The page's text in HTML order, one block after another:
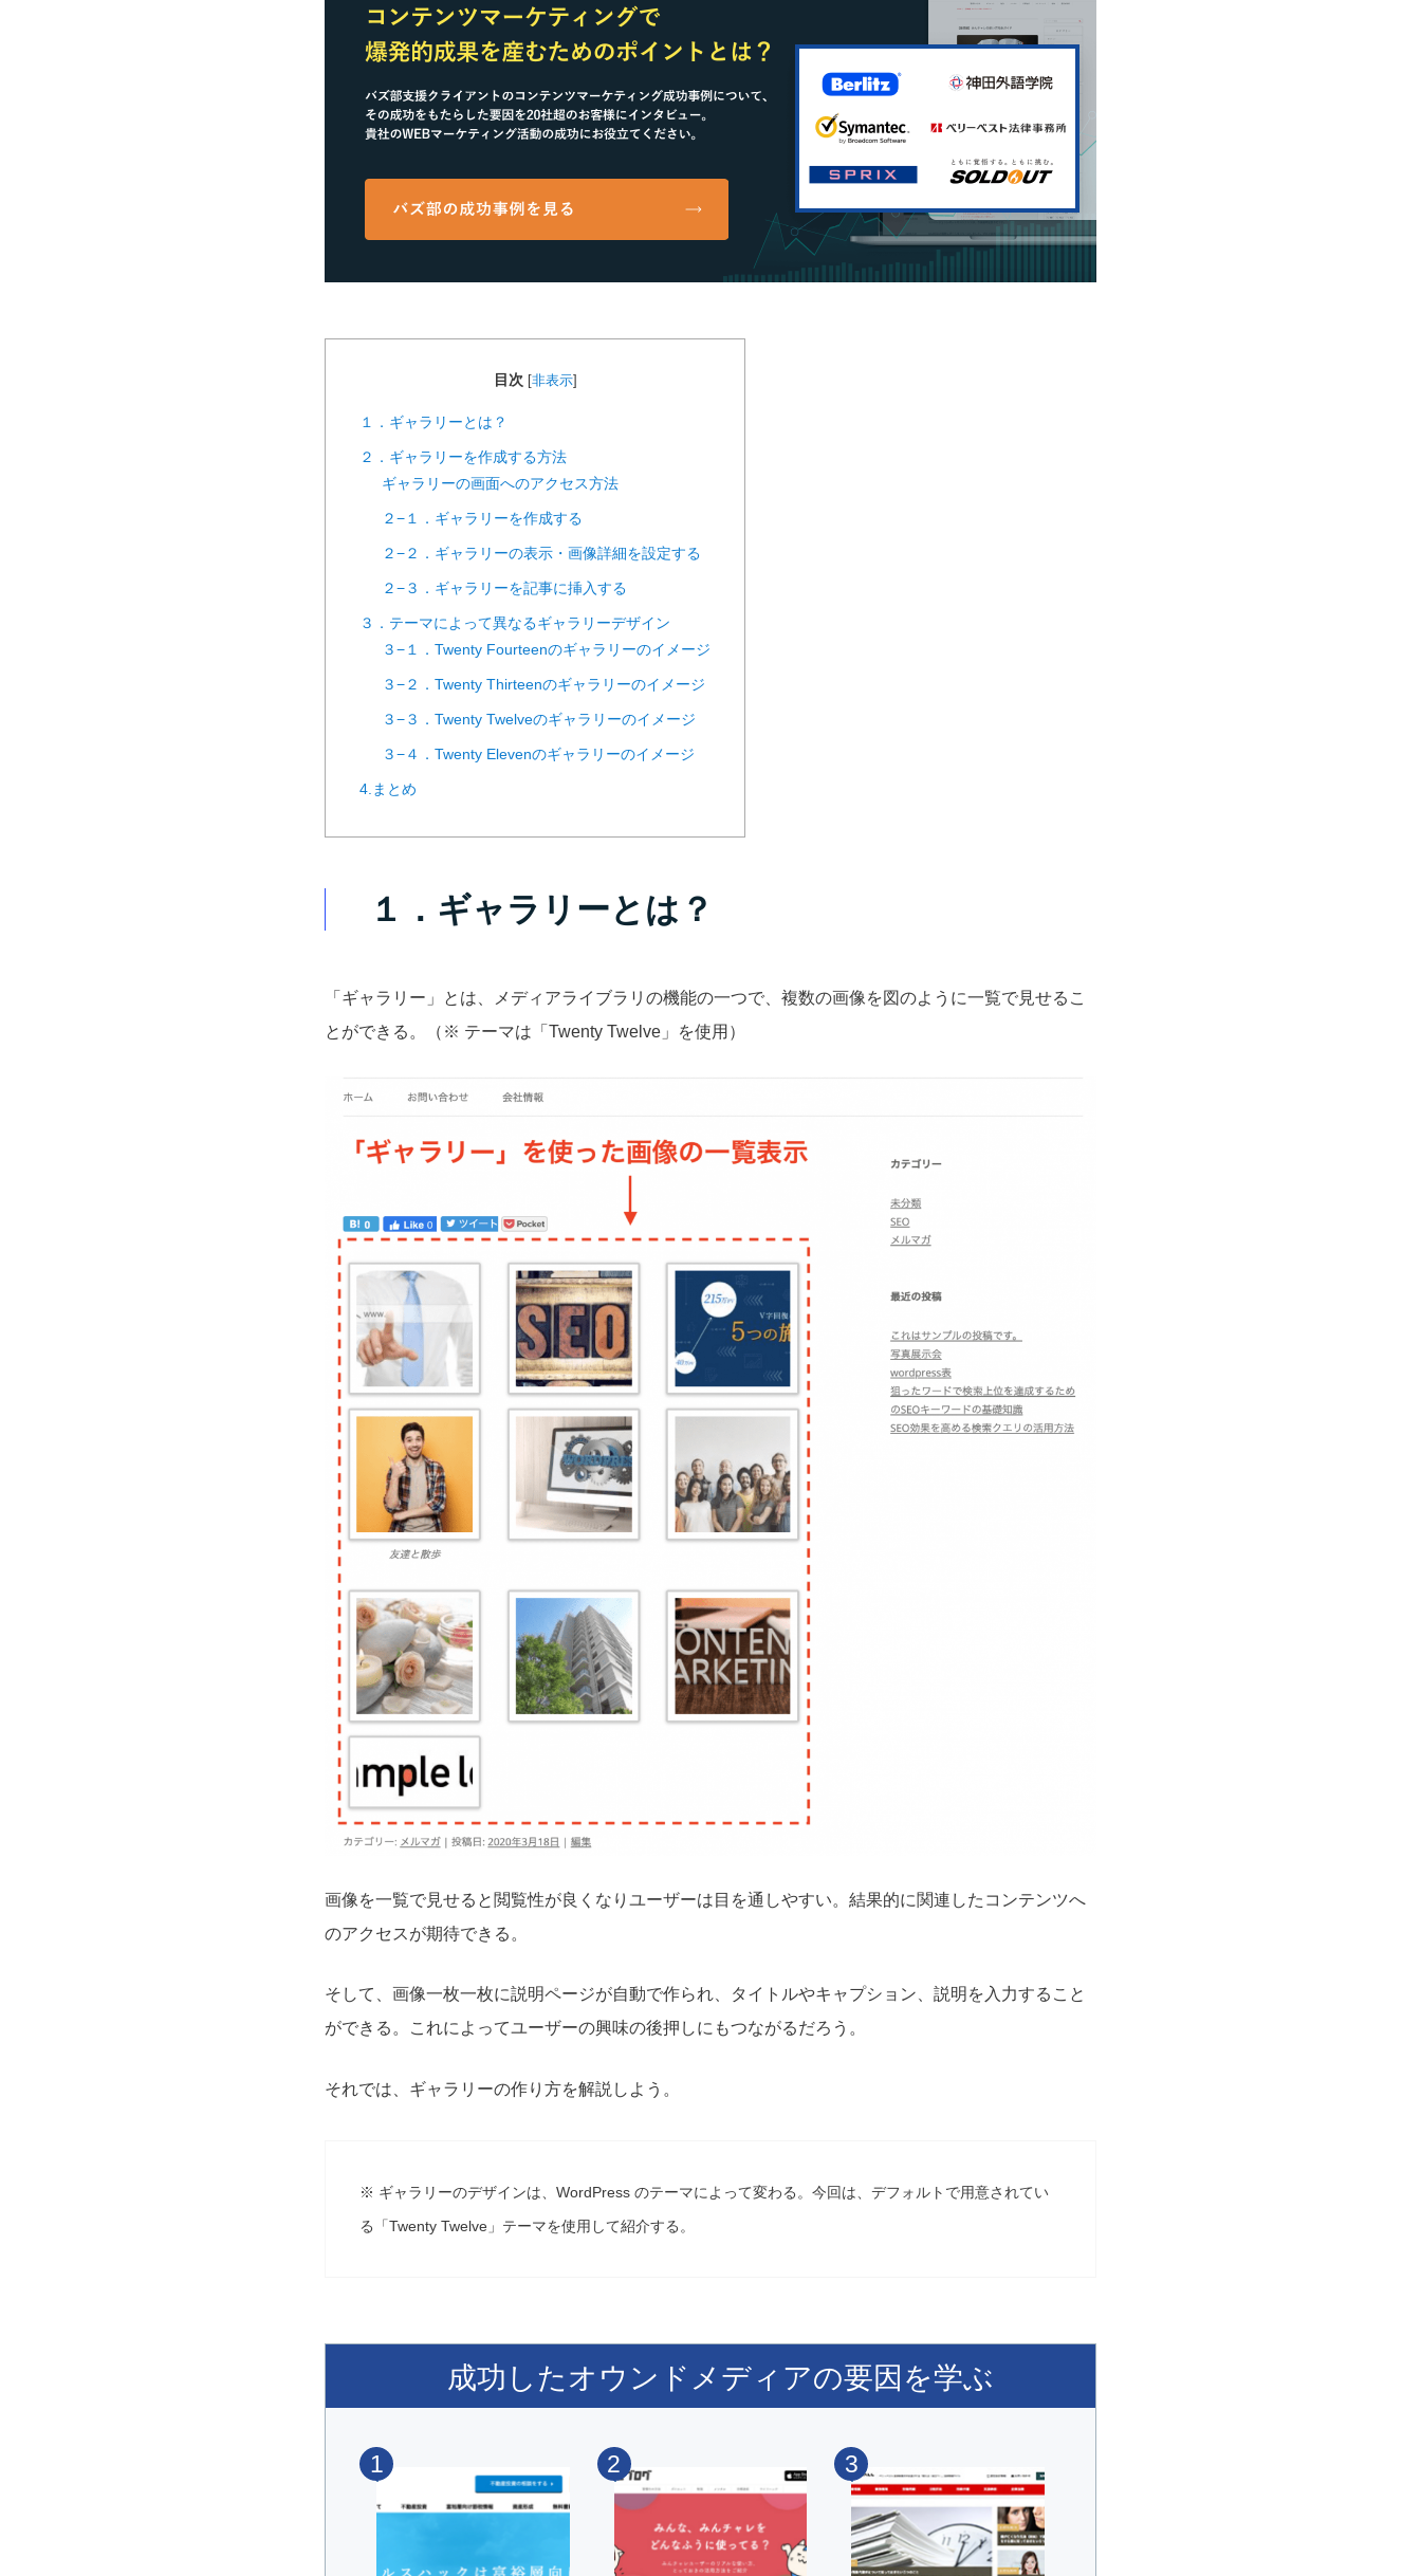
目次 非表示]
１．ギャラリーとは？
２．ギャラリーを作成する方法
ギャラリーの画面へのアクセス方法
２−１．ギャラリーを作成する
２−２．ギャラリーの表示・画像詳細を設定する
２−３．ギャラリーを記事に挿入する
３．テーマによって異なるギャラリーデザイン
３−１．Twenty Fourteenのギャラリーのイメージ
３−２．Twenty Thirteenのギャラリーのイメージ
３−３．Twenty Twelveのギャラリーのイメージ
３−４．Twenty Elevenのギャラリーのイメージ
4.まとめ
１．ギャラリーとは？
「ギャラリー」とは、メディアライブラリの機能の一つで、複数の画像を図のように一覧で見せるこ
とができる。
（※ テーマは「Twenty Twelve」を使用）
画像を一覧で見せると閲覧性が良くなりユーザーは目を通しやすい。結果的に関連したコンテンツへ
のアクセスが期待できる。
そして、画像一枚一枚に説明ページが自動で作られ、タイトルやキャプション、説明を入力すること
ができる。これによってユーザーの興味の後押しにもつながるだろう。
それでは、ギャラリーの作り方を解説しよう。
※ ギャラリーのデザインは、WordPress のテーマによって変わる。今回は、デフォルトで用意されてい
る「Twenty Twelve」テーマを使用して紹介する。
成功したオウンドメディアの要因を学ぶ
1 2 3